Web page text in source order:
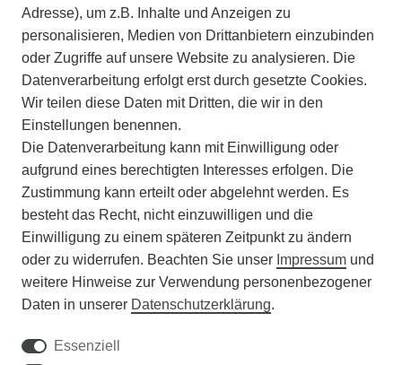
INFORMATIONEN
ZAHLUNGSARTEN
VERSAND
BATTERIEENTSORGUNG
VERANSTALTUNGEN
APOTHEKERSCHRANK
WISSENSWERTES
Adresse), um z.B. Inhalte und Anzeigen zu
personalisieren, Medien von Drittanbietern einzubinden
oder Zugriffe auf unsere Website zu analysieren. Die
Datenverarbeitung erfolgt erst durch gesetzte Cookies.
Wir teilen diese Daten mit Dritten, die wir in den
Einstellungen benennen.
Die Datenverarbeitung kann mit Einwilligung oder
aufgrund eines berechtigten Interesses erfolgen. Die
Zustimmung kann erteilt oder abgelehnt werden. Es
besteht das Recht, nicht einzuwilligen und die
Einwilligung zu einem späteren Zeitpunkt zu ändern
oder zu widerrufen. Beachten Sie unser Impressum und
weitere Hinweise zur Verwendung personenbezogener
Daten in unserer Daten­schutz­erklärung.
Essenziell